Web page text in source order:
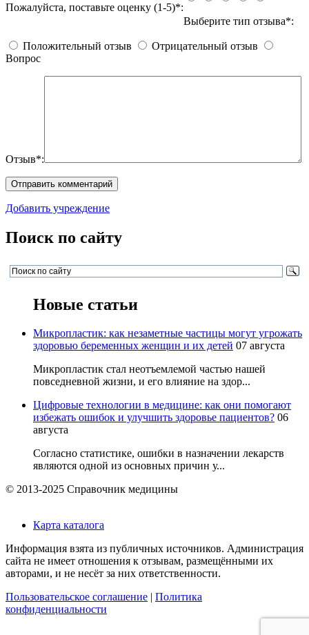
Пожалуйста, поставьте оценку (1-5)*:
Выберите тип отзыва*:
Положительный отзыв
Отрицательный отзыв
Вопрос
Отзыв*:
Добавить учреждение
Поиск по сайту
Новые статьи
Микропластик: как незаметные частицы могут угрожать
здоровью беременных женщин и их детей 07 августа
Микропластик стал неотъемлемой частью нашей
повседневной жизни, и его влияние на здор...
Цифровые технологии в медицине: как они помогают
избежать ошибок и улучшить здоровье пациентов? 06
августа
Согласно статистике, ошибки в назначении лекарств
являются одной из основных причин у...
© 2013-2025 Справочник медицины
Карта каталога
Информация взята из публичных источников. Администрация
сайта не имеет отношения к отзывам, размещёнными их
авторами, и не несёт за них ответственности.
Пользовательское соглашение
Политика
конфиденциальности